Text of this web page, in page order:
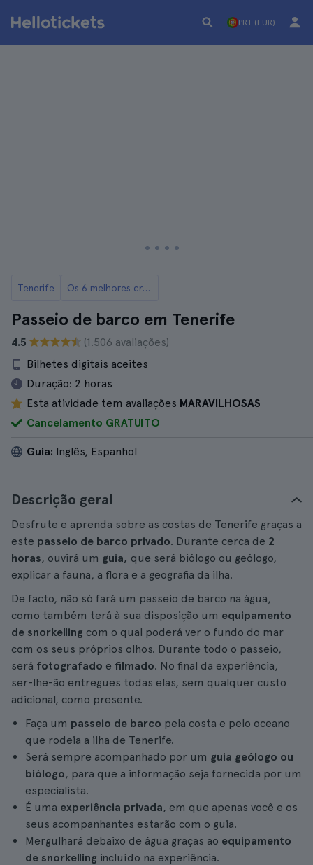
PRT (EUR)
Tenerife Os 6 melhores cruzeiros e passeios de barco em Tenerife
Passeio de barco em Tenerife
4.5
(1.506 avaliações)
Bilhetes digitais aceites
Duração: 2 horas
Esta atividade tem avaliações MARAVILHOSAS
Cancelamento GRATUITO
Guia: Inglês, Espanhol
Descrição geral
Desfrute e aprenda sobre as costas de Tenerife graças a
este passeio de barco privado. Durante cerca de 2
horas, ouvirá um guia, que será biólogo ou geólogo,
explicar a fauna, a flora e a geografia da ilha.
De facto, não só fará um passeio de barco na água,
como também terá à sua disposição um equipamento
de snorkelling com o qual poderá ver o fundo do mar
com os seus próprios olhos. Durante todo o passeio,
será fotografado e filmado. No final da experiência,
ser-lhe-ão entregues todas elas, sem qualquer custo
adicional, como presente.
Faça um passeio de barco pela costa e pelo oceano
que rodeia a ilha de Tenerife.
Será sempre acompanhado por um guia geólogo ou
biólogo, para que a informação seja fornecida por um
especialista.
É uma experiência privada, em que apenas você e os
seus acompanhantes estarão com o guia.
Mergulhará debaixo de água graças ao equipamento
de snorkelling incluído na experiência.